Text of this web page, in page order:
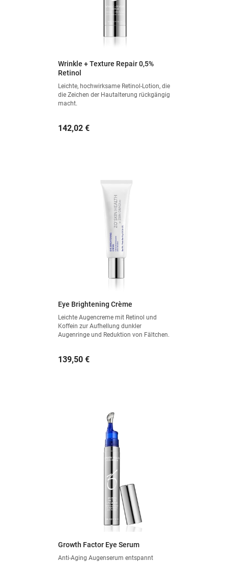
Wrinkle + Texture Repair 0,5%
Retinol
Leichte, hochwirksame Retinol-Lotion, die
die Zeichen der Hautalterung rückgängig
macht.
Preis
142,02 €
Eye Brightening Crème
Leichte Augencreme mit Retinol und
Koffein zur Aufhellung dunkler
Augenringe und Reduktion von Fältchen.
Preis
139,50 €
Growth Factor Eye Serum
Anti-Aging Augenserum entspannt